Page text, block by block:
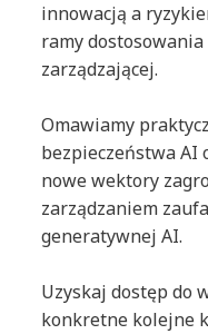
innowacją a
ramy
zarządzającej.
Omawiamy
bezpieczeństwa AI
nowe wektory
zarządzaniem
generatywnej AI.
Uzyskaj dostęp do
konkretne kolejne